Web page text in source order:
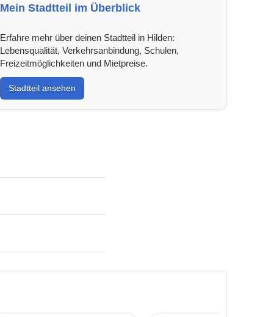
Mein Stadtteil im Überblick
Erfahre mehr über deinen Stadtteil in Hilden:
Lebensqualität, Verkehrsanbindung, Schulen,
Freizeitmöglichkeiten und Mietpreise.
Stadtteil ansehen